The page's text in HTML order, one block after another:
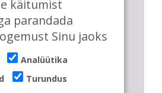
lõbusale olemisele,
ja
kasulikele
mõnes meie
tuled kustutada,
säravate silmade
et oleme õigel teel!
käitumist
parandada
Sinu jaoks
Analüütika
Turundus